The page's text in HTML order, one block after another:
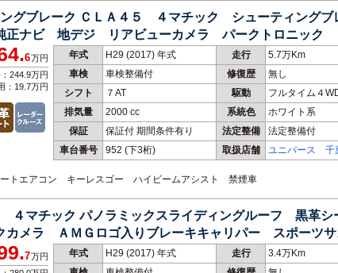
グブレーク ＣＬＡ４５ ４マチック シューティングブ
正ナビ 地デジ リアビューカメラ パークトロニック
バックドア Ｂｌｕｅｔｏｏｔｈ ＥＴＣ
年式 H29 (2017) 年式 走行
5.7万Km
車検
車検整備付 修復歴
無し
シフト
７AT 駆動
フルタイム４
排気量
2000 cc 系統色
ホワイト系
保証
保証付 期間条件有り 法定整備
法定整備付
車台番号
952 (下3桁) 取扱店舗 ユニバース 千
6万円
244.9万円
：19.7万円
ートエアコン キーレスゴー ハイビームアシスト 禁煙車
４マチック パノラミックスライディングルーフ 黒革
メラ ＡＭＧロゴ入りブレーキキャリパー スポーツ
年式 H29 (2017) 年式 走行
3.4万Km
7万円